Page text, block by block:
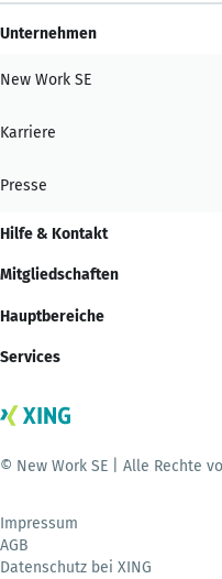
Unternehmen
New Work SE
Karriere
Presse
Hilfe & Kontakt
Mitgliedschaften
Hauptbereiche
Services
© New Work SE | Alle Rechte
Impressum
AGB
Datenschutz bei XING